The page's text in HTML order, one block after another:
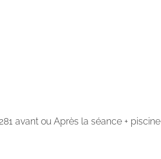
avant ou Après la séance + piscine